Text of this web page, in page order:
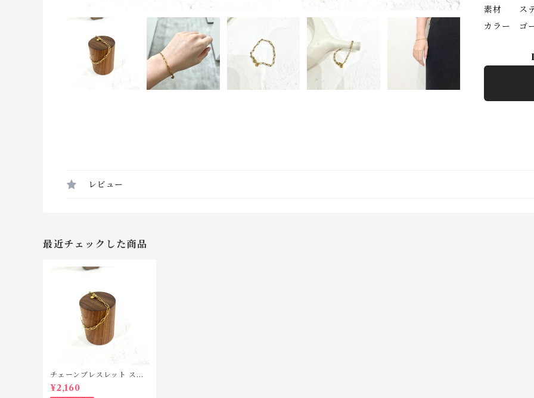
素材 ステ
カラー ゴ
レビュー
最近チェックした商品
チェーンブレスレット ステ
ンレス SB025
¥2,160